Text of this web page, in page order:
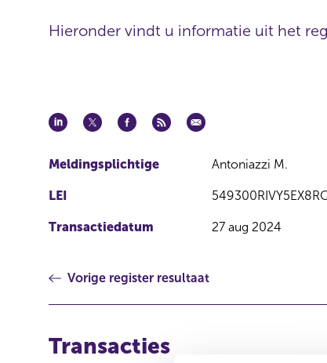
Hieronder vindt u informatie uit het
Meldingsplichtige Antoniazzi M.
LEI
Transactiedatum 27 aug 2024
Vorige register resultaat
Transacties